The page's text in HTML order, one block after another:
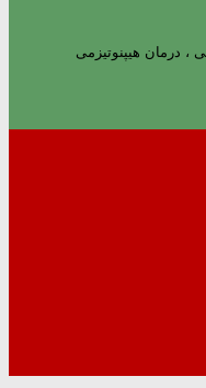
، درمان هیپنوتیزمی